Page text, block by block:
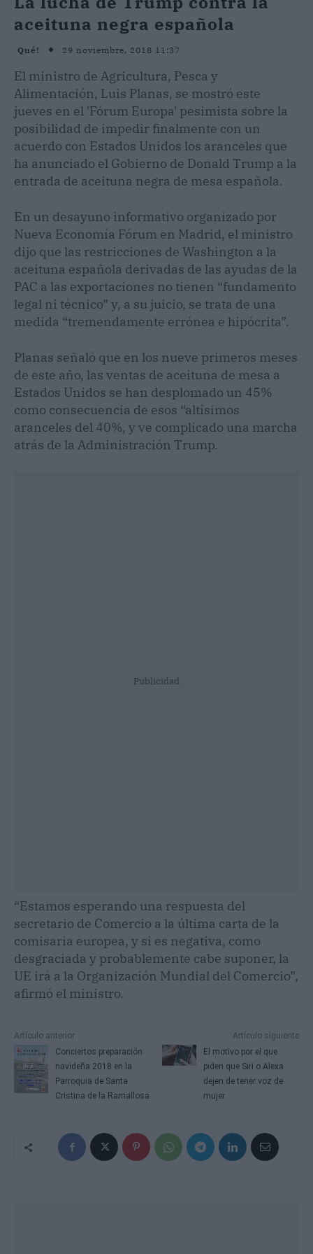
aceituna negra española
Qué! 29 noviembre, 2018 11:37
El ministro de Agricultura, Pesca y
Alimentación, Luis Planas, se mostró este
jueves en el 'Fórum Europa' pesimista sobre la
posibilidad de impedir finalmente con un
acuerdo con Estados Unidos los aranceles que
ha anunciado el Gobierno de Donald Trump a la
entrada de aceituna negra de mesa española.
En un desayuno informativo organizado por
Nueva Economía Fórum en Madrid, el ministro
dijo que las restricciones de Washington a la
aceituna española derivadas de las ayudas de la
PAC a las exportaciones no tienen “fundamento
legal ni técnico” y, a su juicio, se trata de una
medida “tremendamente errónea e hipócrita”.
Planas señaló que en los nueve primeros meses
de este año, las ventas de aceituna de mesa a
Estados Unidos se han desplomado un 45%
como consecuencia de esos “altísimos
aranceles del 40%, y ve complicado una marcha
atrás de la Administración Trump.
Publicidad
“Estamos esperando una respuesta del
secretario de Comercio a la última carta de la
comisaria europea, y si es negativa, como
desgraciada y probablemente cabe suponer, la
UE irá a la Organización Mundial del Comercio”,
afirmó el ministro.
Artículo anterior
Conciertos preparación
navideña 2018 en la
Parroquia de Santa
Cristina de la Ramallosa
Artículo siguiente
El motivo por el que
piden que Siri o Alexa
dejen de tener voz de
mujer